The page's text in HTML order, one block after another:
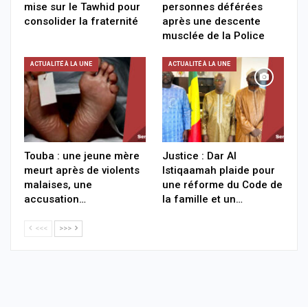
mise sur le Tawhid pour
consolider la fraternité
personnes déférées
après une descente
musclée de la Police
ACTUALITÉ À LA UNE
Touba : une jeune mère
meurt après de violents
malaises, une
accusation…
ACTUALITÉ À LA UNE
Justice : Dar Al
Istiqaamah plaide pour
une réforme du Code de
la famille et un…
<<< >>>